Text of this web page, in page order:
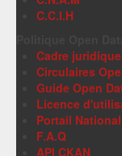
C.C.I.H
Cadre
Circulaires
Guide Open
Licence
Portail
F.A.Q
API CKAN